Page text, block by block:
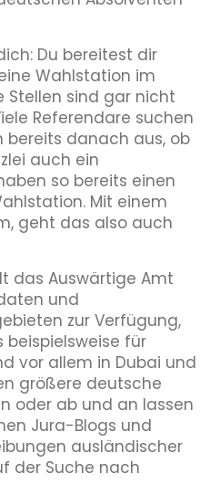
Du bereitest dir
Wahlstation im
Stellen sind gar nicht
Referendare suchen
bereits danach aus, ob
auch ein
so bereits einen
Mit einem
geht das also auch
das Auswärtige Amt
und
zur Verfügung,
beispielsweise für
vor allem in Dubai und
größere deutsche
oder ab und an lassen
Jura-Blogs und
ausländischer
der Suche nach